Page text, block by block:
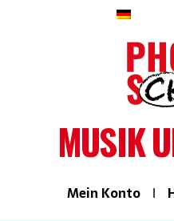
MUSIK
Mein Konto